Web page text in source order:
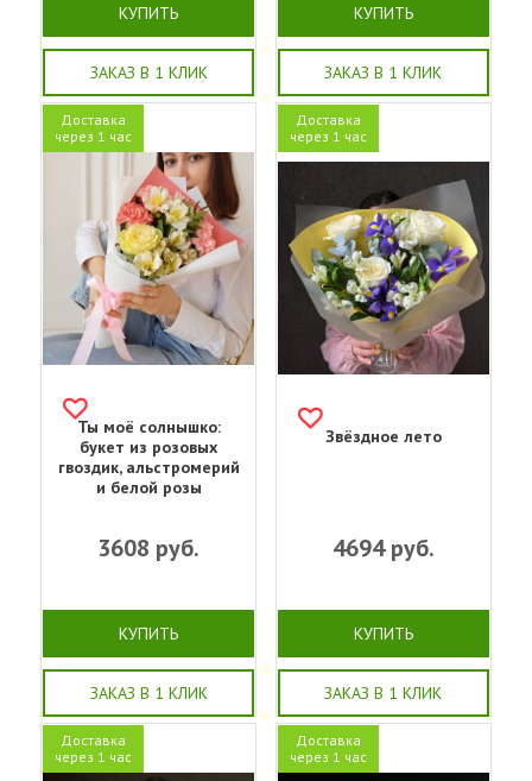
КУПИТЬ
ЗАКАЗ В 1 КЛИК
КУПИТЬ
ЗАКАЗ В 1 КЛИК
Доставка
через 1 час
Ты моё солнышко:
букет из розовых
гвоздик, альстромерий
и белой розы
3608 руб.
КУПИТЬ
ЗАКАЗ В 1 КЛИК
Доставка
через 1 час
Звёздное лето
4694руб.
КУПИТЬ
ЗАКАЗ В 1 КЛИК
Доставка
через 1 час
Доставка
через 1 час